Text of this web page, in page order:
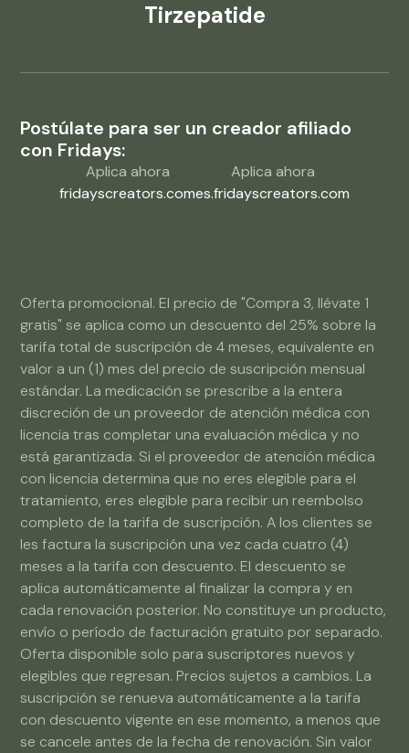
Tirzepatide
Postúlate para ser un creador afiliado
con Fridays:
Aplica ahora
fridayscreators.com
Aplica ahora
es.fridayscreators.com
Oferta promocional. El precio de "Compra 3, llévate 1
gratis" se aplica como un descuento del 25% sobre la
tarifa total de suscripción de 4 meses, equivalente en
valor a un (1) mes del precio de suscripción mensual
estándar. La medicación se prescribe a la entera
discreción de un proveedor de atención médica con
licencia tras completar una evaluación médica y no
está garantizada. Si el proveedor de atención médica
con licencia determina que no eres elegible para el
tratamiento, eres elegible para recibir un reembolso
completo de la tarifa de suscripción. A los clientes se
les factura la suscripción una vez cada cuatro (4)
meses a la tarifa con descuento. El descuento se
aplica automáticamente al finalizar la compra y en
cada renovación posterior. No constituye un producto,
envío o período de facturación gratuito por separado.
Oferta disponible solo para suscriptores nuevos y
elegibles que regresan. Precios sujetos a cambios. La
suscripción se renueva automáticamente a la tarifa
con descuento vigente en ese momento, a menos que
se cancele antes de la fecha de renovación. Sin valor